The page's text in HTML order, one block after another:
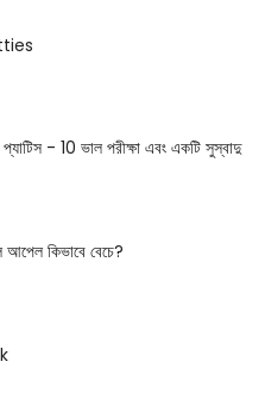
- 10 ভাল পরীক্ষা এবং একটি সুস্বাদু
আপেল কিভাবে বেচে?